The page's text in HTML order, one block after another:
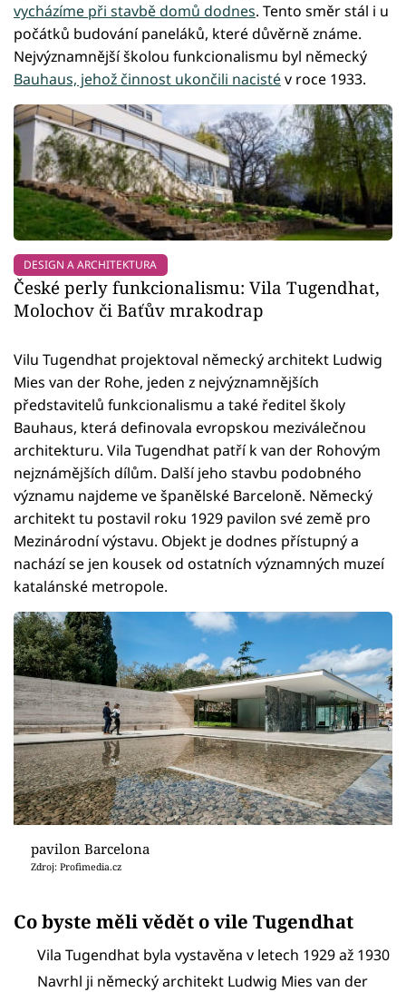
vycházíme při stavbě domů dodnes. Tento směr stál i u
počátků budování paneláků, které důvěrně známe.
Nejvýznamnější školou funkcionalismu byl německý
Bauhaus, jehož činnost ukončili nacistév roce 1933.
DESIGN A ARCHITEKTURA
České perly funkcionalismu: Vila Tugendhat,
Molochov či Baťův mrakodrap
Vilu Tugendhat projektoval německý architekt Ludwig
Mies van der Rohe, jeden z nejvýznamnějších
představitelů funkcionalismu a také ředitel školy
Bauhaus, která definovala evropskou meziválečnou
architekturu. Vila Tugendhat patří k van der Rohovým
nejznámějších dílům. Další jeho stavbu podobného
významu najdeme ve španělské Barceloně. Německý
architekt tu postavil roku 1929 pavilon své země pro
Mezinárodní výstavu. Objekt je dodnes přístupný a
nachází se jen kousek od ostatních významných muzeí
katalánské metropole.
pavilon Barcelona
Zdroj: Profimedia.cz
Co byste měli vědět o vile Tugendhat
Vila Tugendhat byla vystavěna v letech 1929 až 1930
Navrhl ji německý architekt Ludwig Mies van der